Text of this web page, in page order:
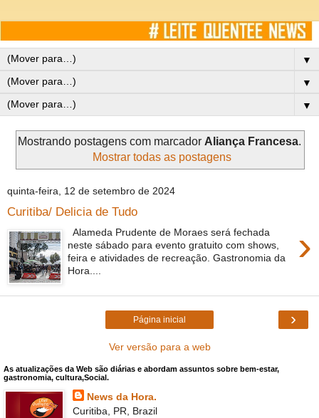
▼
▼
▼
Mostrando postagens com marcador Aliança Francesa.
Mostrar todas as postagens
quinta-feira, 12 de setembro de 2024
Curitiba/ Delicia de Tudo
›
Alameda Prudente de Moraes será fechada
neste sábado para evento gratuito com shows,
feira e atividades de recreação. Gastronomia da
Hora....
›
Página inicial
Ver versão para a web
As atualizações da Web são diárias e abordam assuntos sobre bem-estar,
gastronomia, cultura,Social.
News da Hora.
Curitiba, PR, Brazil